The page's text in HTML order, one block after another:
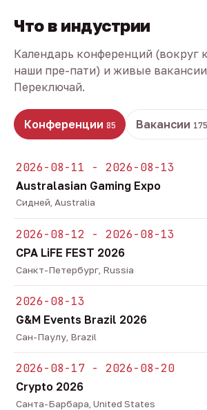
Что в индустрии
Календарь конференций (вокруг
наши пре-пати) и живые
Переключай.
Конференции 85 Вакансии 175
2026-08-11 - 2026-08-13
Australasian Gaming Expo
Сидней, Australia
2026-08-12 - 2026-08-13
CPA LiFE FEST 2026
Санкт-Петербург, Russia
2026-08-13
G&M Events Brazil 2026
Сан-Паулу, Brazil
2026-08-17 - 2026-08-20
Crypto 2026
Санта-Барбара, United States